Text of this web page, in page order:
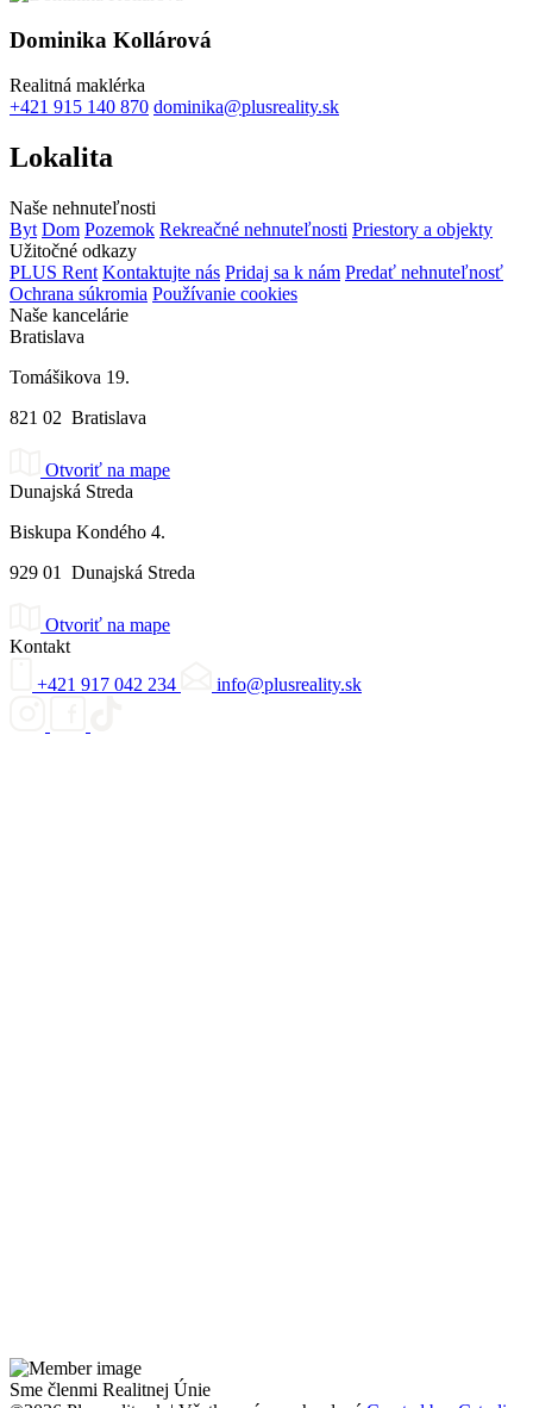
Dominika Kollárová
Realitná maklérka
+421 915 140 870 dominika@plusreality.sk
Lokalita
Naše nehnuteľnosti
Byt Dom Pozemok Rekreačné nehnuteľnosti Priestory a objekty
Užitočné odkazy
PLUS Rent Kontaktujte nás Pridaj sa k nám Predať nehnuteľnosť
Ochrana súkromia Používanie cookies
Naše kancelárie
Bratislava
Tomášikova 19.
821 02 Bratislava
Otvoriť na mape
Dunajská Streda
Biskupa Kondého 4.
929 01 Dunajská Streda
Otvoriť na mape
Kontakt
+421 917 042 234
info@plusreality.sk
Sme členmi Realitnej Únie